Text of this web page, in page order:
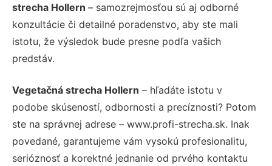
strecha Hollern – samozrejmosťou sú aj odborné
konzultácie či detailné poradenstvo, aby ste mali
istotu, že výsledok bude presne podľa vašich
predstáv.
Vegetačná strecha Hollern – hľadáte istotu v
podobe skúseností, odbornosti a precíznosti? Potom
ste na správnej adrese – www.profi-strecha.sk. Inak
povedané, garantujeme vám vysokú profesionalitu,
serióznosť a korektné jednanie od prvého kontaktu